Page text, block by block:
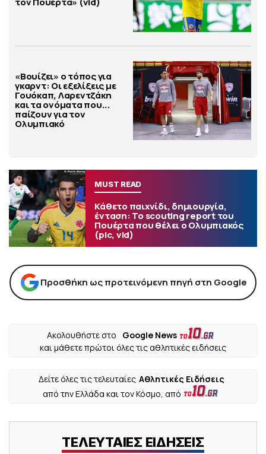
«Βουίζει» ο τόπος για
γκαρντ: Οι εξελίξεις με
Γουόκαπ, Λαρεντζάκη
και τα ονόματα που...
παίζουν για τον
Ολυμπιακό
MUST READ
Κάθετο παιχνίδι, δημιουργία,
ένταση: Το scouting report του
Πουέρτα που θέλει ο Ολυμπιακός
(pic, vid)
Προσθήκη ως προτεινόμενη πηγή στη Google
Ακολουθήστε στο
Google News
και μάθετε πρώτοι όλες τις αθλητικές ειδήσεις
Δείτε όλες τις τελευταίες Αθλητικές Ειδήσεις
από την Ελλάδα και τον Κόσμο, από
ΤΕΛΕΥΤΑΙΕΣ ΕΙΔΗΣΕΙΣ